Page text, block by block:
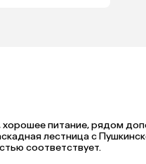
питание, рядом
лестница с